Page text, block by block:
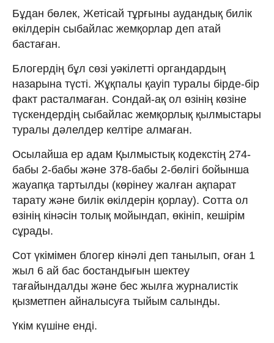
Бұдан бөлек, Жетісай тұрғыны аудандық билік
өкілдерін сыбайлас жемқорлар деп атай
бастаған.
Блогердің бұл сөзі уәкілетті органдардың
назарына түсті. Жұқпалы қауіп туралы бірде-бір
факт расталмаған. Сондай-ақ ол өзінің көзіне
түскендердің сыбайлас жемқорлық қылмыстары
туралы дәлелдер келтіре алмаған.
Осылайша ер адам Қылмыстық кодекстің 274-
бабы 2-бабы және 378-бабы 2-бөлігі бойынша
жауапқа тартылды (көрінеу жалған ақпарат
тарату және билік өкілдерін қорлау). Сотта ол
өзінің кінәсін толық мойындап, өкініп, кешірім
сұрады.
Сот үкімімен блогер кінәлі деп танылып, оған 1
жыл 6 ай бас бостандығын шектеу
тағайындалды және бес жылға журналистік
қызметпен айналысуға тыйым салынды.
Үкім күшіне енді.